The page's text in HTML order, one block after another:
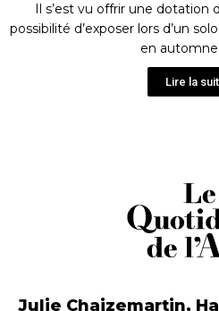
Il s’est vu offrir une dotation
possibilité d’exposer lors d’un
en automne
Lire la
Julie Chaizemartin,